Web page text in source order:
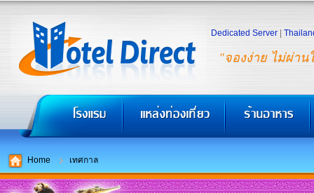
"จองง่าย ไม่ผ่าน
Dedicated Server
Home เทศกาล